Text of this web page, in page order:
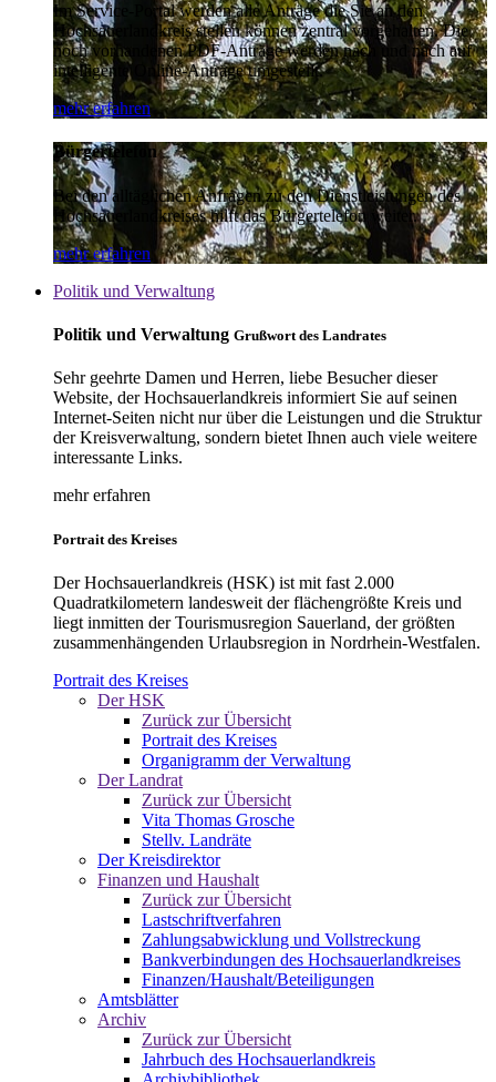
Im Service-Portal werden alle Anträge die Sie an den
Hochsauerlandkreis stellen können zentral vorgehalten. Die
noch vorhandenen PDF-Anträge werden nach und nach auf
intelligente Online-Anträge umgestellt.
mehr erfahren
Bürgertelefon
Bei den alltäglichen Anfragen zu den Dienstleistungen des
Hochsauerlandkreises hilft das Bürgertelefon weiter.
mehr erfahren
Politik und Verwaltung
Politik und Verwaltung Grußwort des Landrates
Sehr geehrte Damen und Herren, liebe Besucher dieser
Website, der Hochsauerlandkreis informiert Sie auf seinen
Internet-Seiten nicht nur über die Leistungen und die Struktur
der Kreisverwaltung, sondern bietet Ihnen auch viele weitere
interessante Links.
mehr erfahren
Portrait des Kreises
Der Hochsauerlandkreis (HSK) ist mit fast 2.000
Quadratkilometern landesweit der flächengrößte Kreis und
liegt inmitten der Tourismusregion Sauerland, der größten
zusammenhängenden Urlaubsregion in Nordrhein-Westfalen.
Portrait des Kreises
Der HSK
Zurück zur Übersicht
Portrait des Kreises
Organigramm der Verwaltung
Der Landrat
Zurück zur Übersicht
Vita Thomas Grosche
Stellv. Landräte
Der Kreisdirektor
Finanzen und Haushalt
Zurück zur Übersicht
Lastschriftverfahren
Zahlungsabwicklung und Vollstreckung
Bankverbindungen des Hochsauerlandkreises
Finanzen/Haushalt/Beteiligungen
Amtsblätter
Archiv
Zurück zur Übersicht
Jahrbuch des Hochsauerlandkreis